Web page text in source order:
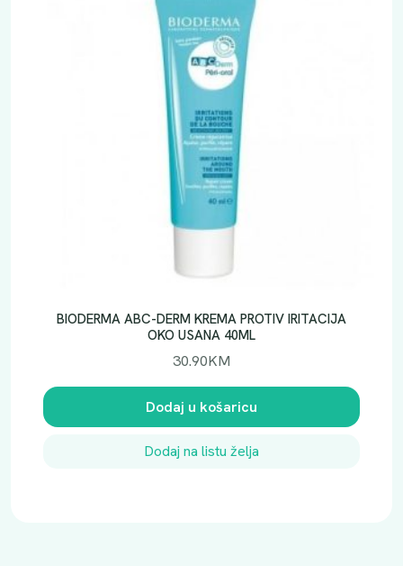
BIODERMA ABC-DERM KREMA PROTIV IRITACIJA
OKO USANA 40ML
30.90KM
Dodaj u košaricu
Dodaj na listu želja